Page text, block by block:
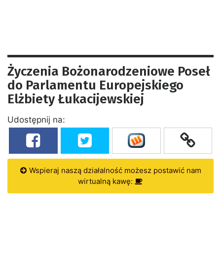
Życzenia Bożonarodzeniowe Poseł
do Parlamentu Europejskiego
Elżbiety Łukacijewskiej
Udostępnij na:
Wspieraj naszą działalność możesz postawić nam
wirtualną kawę: